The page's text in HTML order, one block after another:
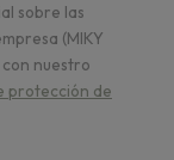
sobre las
(MIKY
con nuestro
protección de